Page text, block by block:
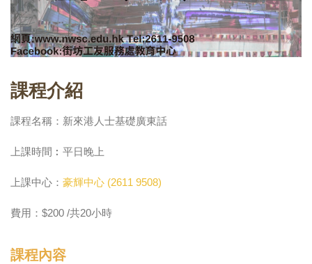
課程介紹
課程名稱：新來港人士基礎廣東話
上課時間︰平日晚上
上課中心： 豪輝中心 (2611 9508)
費用：$200 /共20小時
課程內容